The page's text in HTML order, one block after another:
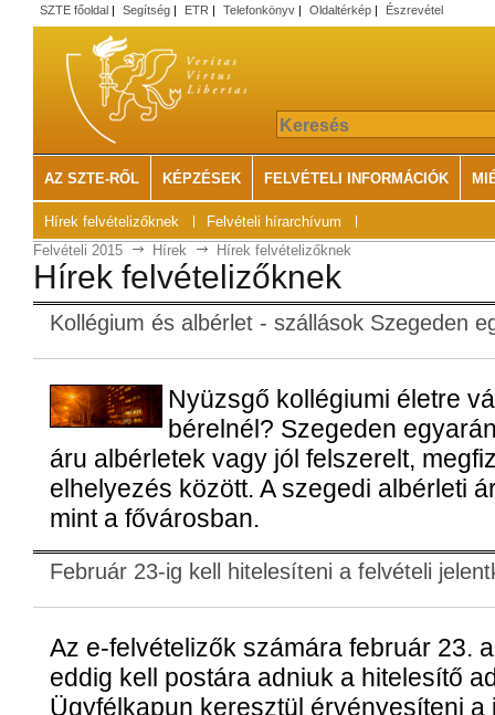
SZTE főoldal | Segítség | ETR | Telefonkönyv | Oldaltérkép | Észrevétel
AZ SZTE-RŐL KÉPZÉSEK FELVÉTELI INFORMÁCIÓK
Hírek felvételizőknek
Felvételi hírarchívum
Felvételi 2015
Hírek Hírek felvételizőknek
Hírek felvételizőknek
Kollégium és albérlet - szállások Szegeden
Nyüzsgő kollégiumi életre
bérelnél? Szegeden
áru albérletek vagy jól felszerelt,
elhelyezés között. A szegedi albérleti
mint a fővárosban.
Február 23-ig kell hitelesíteni a felvételi
Az e-felvételizők számára február 23.
eddig kell postára adniuk a hitelesítő
Ügyfélkapun keresztül érvényesíteni a